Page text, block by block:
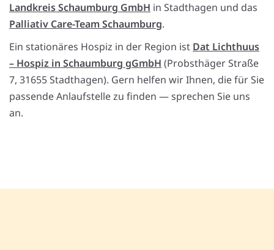
Landkreis Schaumburg GmbH in Stadthagen und das
Palliativ Care-Team Schaumburg.
Ein stationäres Hospiz in der Region ist Dat Lichthuus
– Hospiz in Schaumburg gGmbH (Probsthäger Straße
7, 31655 Stadthagen). Gern helfen wir Ihnen, die für Sie
passende Anlaufstelle zu finden — sprechen Sie uns
an.